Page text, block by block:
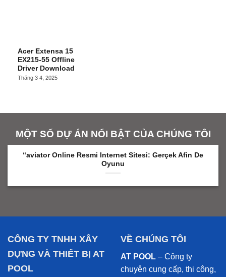
Acer Extensa 15
EX215-55 Offline
Driver Download
Tháng 3 4, 2025
MỘT SỐ DỰ ÁN NỔI BẬT CỦA CHÚNG TÔI
“aviator Online Resmi Internet Sitesi: Gerçek Afin De
Oyunu
CÔNG TY TNHH XÂY
DỰNG VÀ THIẾT BỊ AT
POOL
VỀ CHÚNG TÔI
AT POOL – Công ty
chuyên cung cấp, thi công,